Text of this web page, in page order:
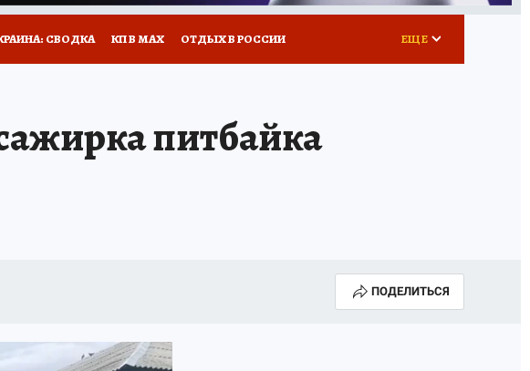
СВОДКА КП В МАХ ОТДЫХ В РОССИИ ЕЩЕ
питбайка
ПОДЕЛИТЬСЯ